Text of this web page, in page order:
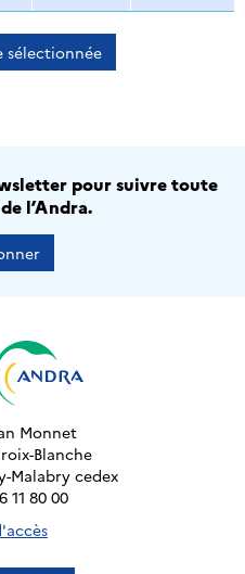
sélectionnée
pour suivre toute
l’Andra.
Monnet
Blanche
Malabry cedex
11 80 00